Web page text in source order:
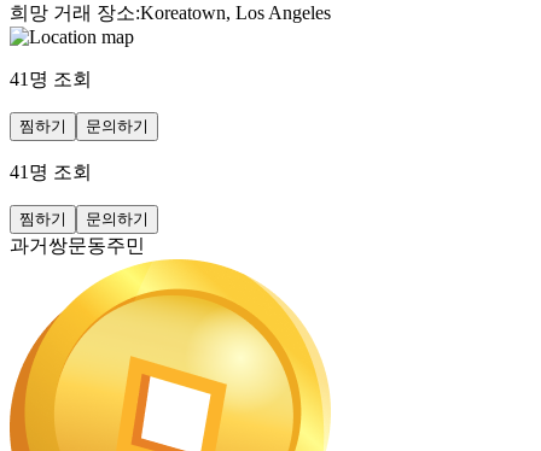
희망 거래 장소:Koreatown, Los Angeles
41 명 조회
찜하기 문의하기
41 명 조회
찜하기 문의하기
과거쌍문동주민